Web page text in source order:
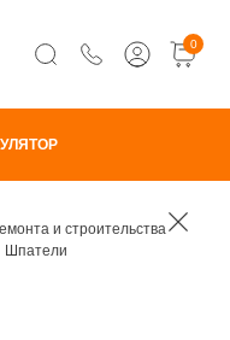
0
и строительства
Шпатели